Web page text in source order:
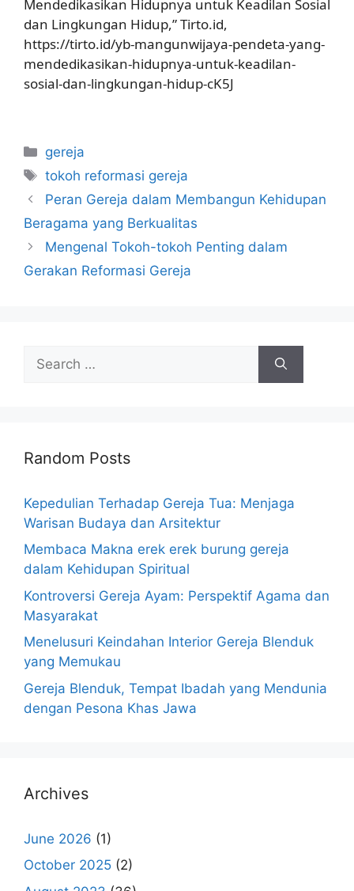
Mendedikasikan Hidupnya untuk Keadilan Sosial
dan Lingkungan Hidup,” Tirto.id,
https://tirto.id/yb-mangunwijaya-pendeta-yang-
mendedikasikan-hidupnya-untuk-keadilan-
sosial-dan-lingkungan-hidup-cK5J
Categories
gereja
Tags
tokoh reformasi gereja
Peran Gereja dalam Membangun Kehidupan
Beragama yang Berkualitas
Mengenal Tokoh-tokoh Penting dalam
Gerakan Reformasi Gereja
for:
Random Posts
Kepedulian Terhadap Gereja Tua: Menjaga
Warisan Budaya dan Arsitektur
Membaca Makna erek erek burung gereja
dalam Kehidupan Spiritual
Kontroversi Gereja Ayam: Perspektif Agama dan
Masyarakat
Menelusuri Keindahan Interior Gereja Blenduk
yang Memukau
Gereja Blenduk, Tempat Ibadah yang Mendunia
dengan Pesona Khas Jawa
Archives
June 2026 (1)
October 2025 (2)